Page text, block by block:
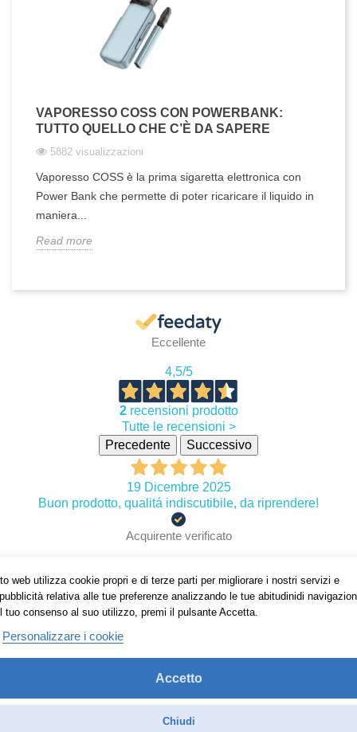
VAPORESSO COSS CON POWERBANK:
TUTTO QUELLO CHE C’È DA SAPERE
5882 visualizzazioni
Vaporesso COSS è la prima sigaretta elettronica con
Power Bank che permette di poter ricaricare il liquido in
maniera...
Read more
Eccellente
4,5/5
2recensioni prodotto
Tutte le recensioni >
Precedente
Successivo
19 Dicembre 2025
Buon prodotto, qualitá indiscutibile, da riprendere!
Acquirente verificato
03 Dicembre 2025
Ottime resistenza anche il prezzo è competivo facilmente
cambiabile
web utilizza cookie propri e di terze parti per migliorare i nostri servizi e
relativa alle tue preferenze analizzando le tue abitudinidi
tuo consenso al suo utilizzo, premi il pulsante Accetta.
Personalizzare i cookie
Accetto
Chiudi